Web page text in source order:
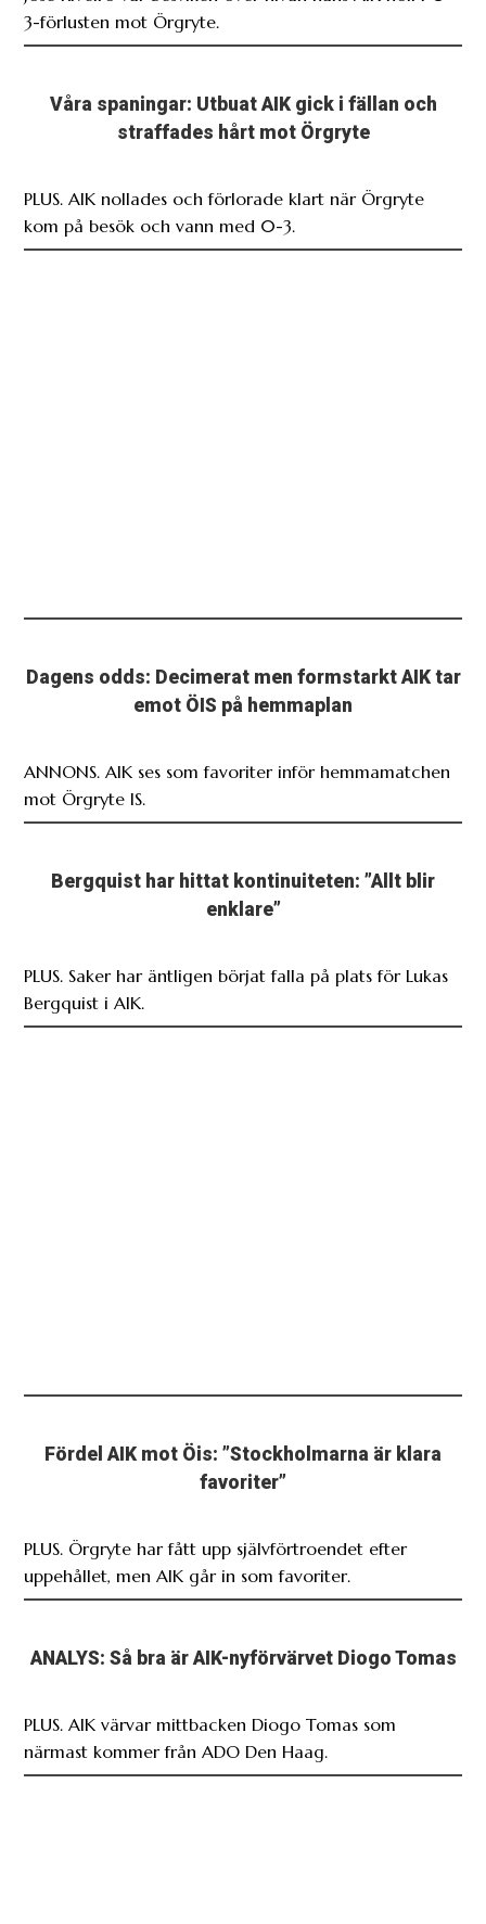
3-förlusten mot Örgryte.
Våra spaningar: Utbuat AIK gick i fällan och
straffades hårt mot Örgryte
PLUS. AIK nollades och förlorade klart när Örgryte
kom på besök och vann med 0-3.
Dagens odds: Decimerat men formstarkt AIK tar
emot ÖIS på hemmaplan
ANNONS. AIK ses som favoriter inför hemmamatchen
mot Örgryte IS.
Bergquist har hittat kontinuiteten: ”Allt blir
enklare”
PLUS. Saker har äntligen börjat falla på plats för Lukas
Bergquist i AIK.
Fördel AIK mot Öis: ”Stockholmarna är klara
favoriter”
PLUS. Örgryte har fått upp självförtroendet efter
uppehållet, men AIK går in som favoriter.
ANALYS: Så bra är AIK-nyförvärvet Diogo Tomas
PLUS. AIK värvar mittbacken Diogo Tomas som
närmast kommer från ADO Den Haag.